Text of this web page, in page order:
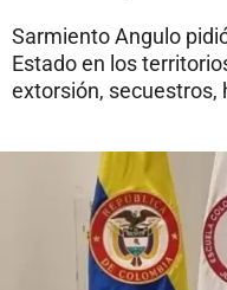
Sarmiento Angulo
Estado en los
extorsión, secuestros,